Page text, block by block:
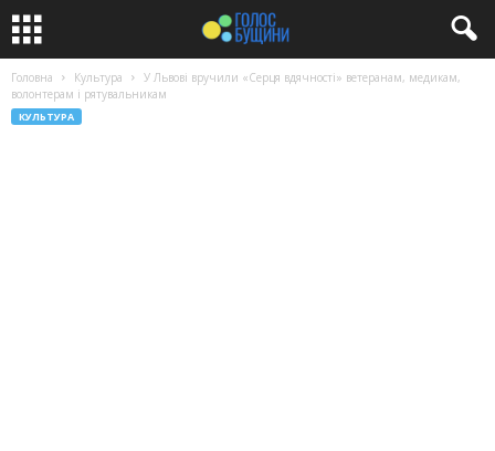
Головна Культура
У Львові вручили «Серця вдячності» ветеранам, медикам,
волонтерам і рятувальникам
КУЛЬТУРА